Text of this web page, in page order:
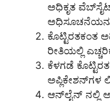
ಅಧಿಕೃತ
ಕೊಟ್ಟಿರತಕಂತ
ರೀತಿಯಲ್ಲಿ
ಕೆಳಗಡೆ
ಅಪ್ಲಿಕೇಶನ್‌ಗಳ
ಆನ್‌ಲೈನ್‌ ನಲ್ಲಿ